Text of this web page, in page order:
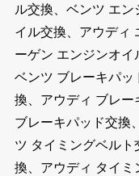
ル交換、ベンツ エ
イル交換、アウディ
ーゲン エンジンオイ
ベンツ ブレーキパッ
換、アウディ ブレ
ブレーキパッド交換
ツ タイミングベル
換、アウディ タイ